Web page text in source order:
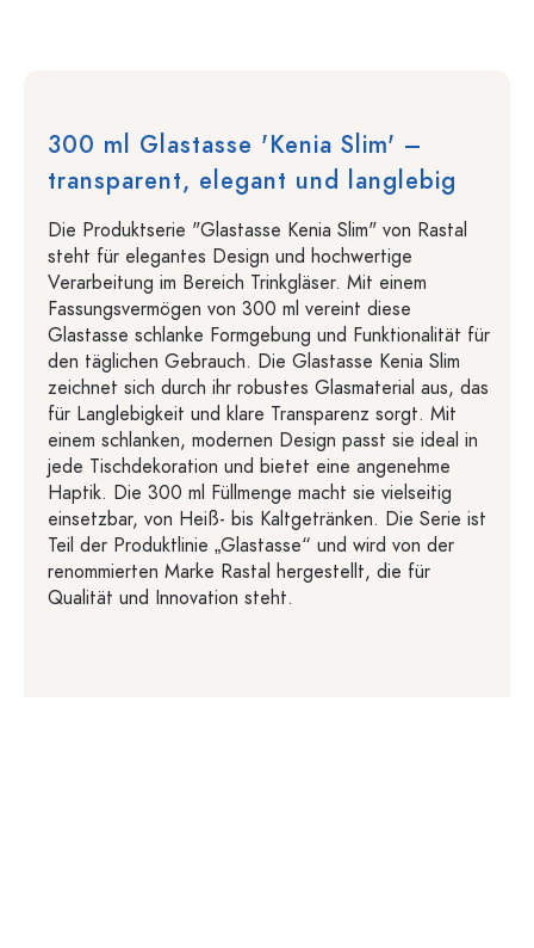
300 ml Glastasse 'Kenia Slim' –
transparent, elegant und langlebig
Die Produktserie "Glastasse Kenia Slim" von Rastal
steht für elegantes Design und hochwertige
Verarbeitung im Bereich Trinkgläser. Mit einem
Fassungsvermögen von 300 ml vereint diese
Glastasse schlanke Formgebung und Funktionalität für
den täglichen Gebrauch. Die Glastasse Kenia Slim
zeichnet sich durch ihr robustes Glasmaterial aus, das
für Langlebigkeit und klare Transparenz sorgt. Mit
einem schlanken, modernen Design passt sie ideal in
jede Tischdekoration und bietet eine angenehme
Haptik. Die 300 ml Füllmenge macht sie vielseitig
einsetzbar, von Heiß- bis Kaltgetränken. Die Serie ist
Teil der Produktlinie „Glastasse“ und wird von der
renommierten Marke Rastal hergestellt, die für
Qualität und Innovation steht.